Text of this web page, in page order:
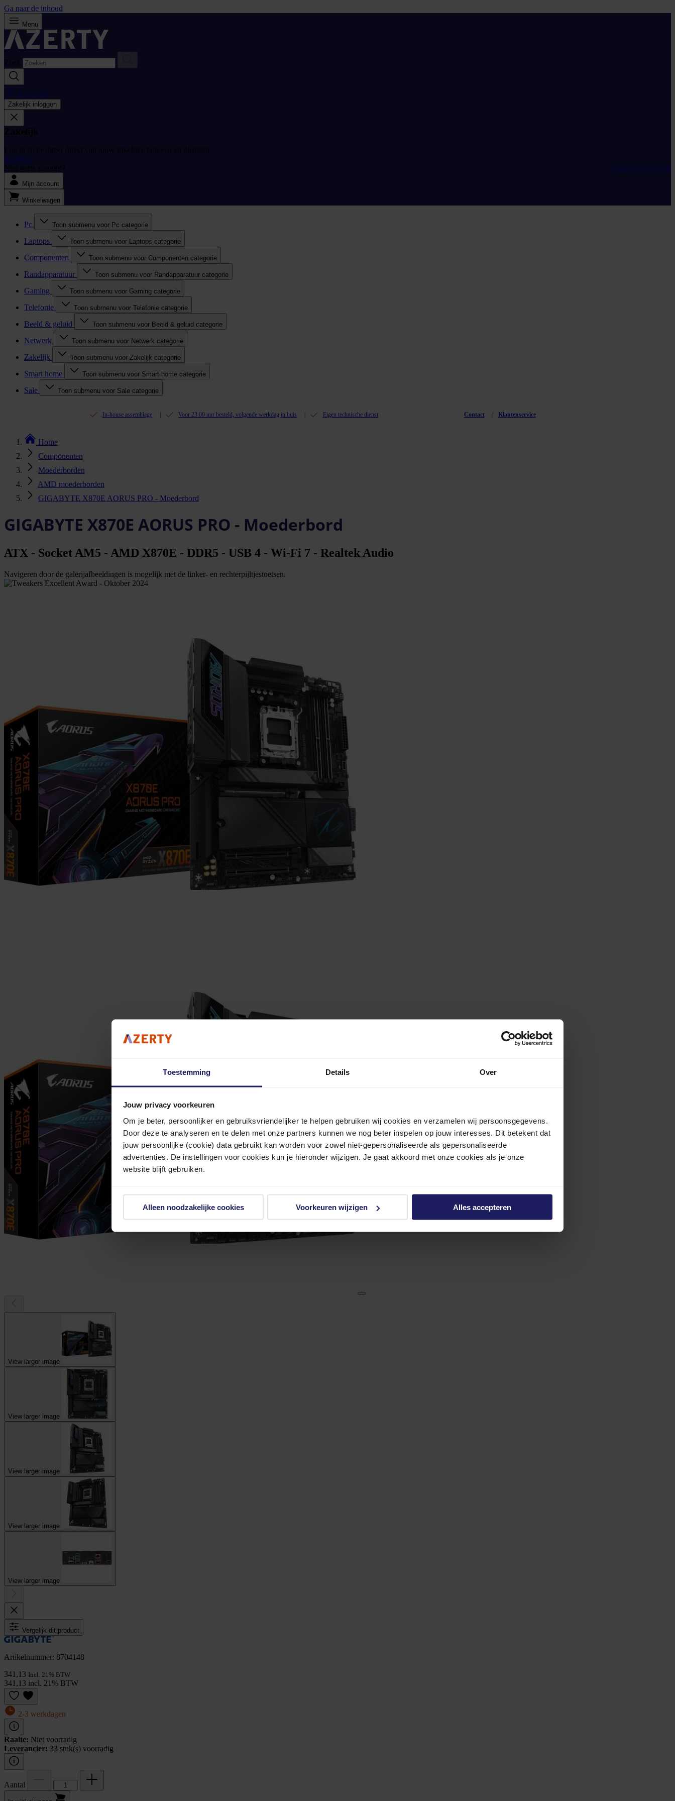
Toestemming Details Over
Jouw privacy voorkeuren
Om je beter, persoonlijker en gebruiksvriendelijker te helpen gebruiken wij cookies en verzamelen wij persoonsgegevens.
Door deze te analyseren en te delen met onze partners kunnen we nog beter inspelen op jouw interesses. Dit betekent dat
jouw persoonlijke (cookie) data gebruikt kan worden voor zowel niet-gepersonaliseerde als gepersonaliseerde
advertenties. De instellingen voor cookies kun je hieronder wijzigen. Je gaat akkoord met onze cookies als je onze
website blijft gebruiken.
Alleen noodzakelijke cookies Voorkeuren wijzigen Alles accepteren
Ga naar de inhoud
Menu
Zoek
Bestellijst
Zakelijk inloggen
Zakelijk
Log in en profiteer direct van jouw zakelijke tarieven en diensten.
Inloggen
Nog geen account?
Maak een account
Mijn account
Winkelwagen
Pc Toon submenu voor Pc categorie
Laptops Toon submenu voor Laptops categorie
Componenten Toon submenu voor Componenten categorie
Randapparatuur Toon submenu voor Randapparatuur categorie
Gaming Toon submenu voor Gaming categorie
Telefonie Toon submenu voor Telefonie categorie
Beeld & geluid Toon submenu voor Beeld & geluid categorie
Netwerk Toon submenu voor Netwerk categorie
Zakelijk Toon submenu voor Zakelijk categorie
Smart home Toon submenu voor Smart home categorie
Sale Toon submenu voor Sale categorie
In-house assemblage Voor 23.00 uur besteld, volgende werkdag in huis Eigen technische dienst Contact Klantenservice
Home
Componenten
Moederborden
AMD moederborden
GIGABYTE X870E AORUS PRO - Moederbord
GIGABYTE X870E AORUS PRO - Moederbord
ATX - Socket AM5 - AMD X870E - DDR5 - USB 4 - Wi-Fi 7 - Realtek Audio
Navigeren door de galerijafbeeldingen is mogelijk met de linker- en rechterpijltjestoetsen.
View larger image
View larger image
View larger image
View larger image
View larger image
Vergelijk dit product
Artikelnummer: 8704148
341,13 Incl. 21% BTW
341,13 incl. 21% BTW
2-3 werkdagen
Raalte: Niet voorradig
Leverancier: 33 stuk(s) voorradig
Aantal